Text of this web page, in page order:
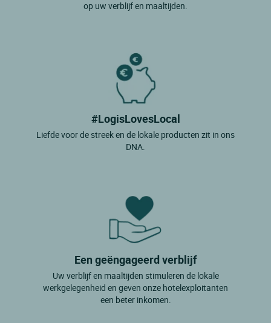
op uw verblijf en maaltijden.
#LogisLovesLocal
Liefde voor de streek en de lokale producten zit in ons
DNA.
Een geëngageerd verblijf
Uw verblijf en maaltijden stimuleren de lokale
werkgelegenheid en geven onze hotelexploitanten
een beter inkomen.